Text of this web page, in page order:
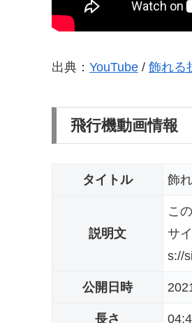
出典： YouTube / 飾れる
飛行機動画情報
タイトル 飾
説明文
こ
サ
s://
公開日時
長さ